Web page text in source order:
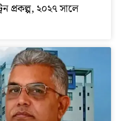
প্রকল্প, ২০২৭ সালে